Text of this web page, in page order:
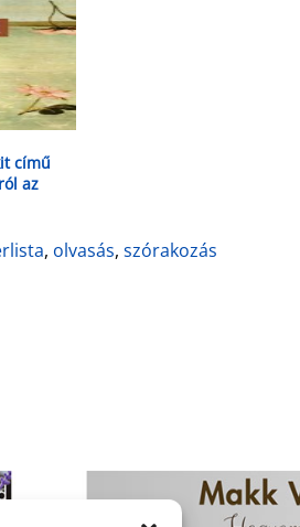
című
az
, olvasás,szórakozás